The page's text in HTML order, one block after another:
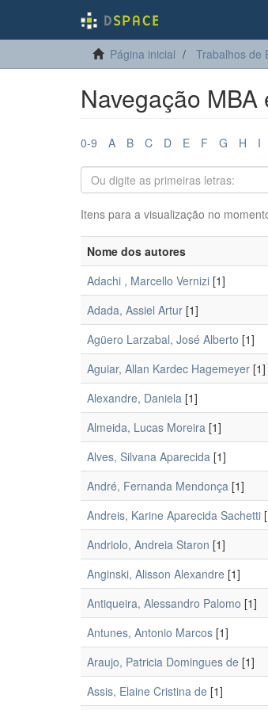
Página inicial Trabalhos de
Navegação
0-9 A B C D E F G H I
Itens para a visualização no
Nome dos autores
Adachi , Marcello Vernizi [1]
Adada, Assiel Artur [1]
Agüero Larzabal, José Alberto [1]
Aguiar, Allan Kardec Hagemeyer [1]
Alexandre, Daniela [1]
Almeida, Lucas Moreira [1]
Alves, Silvana Aparecida [1]
André, Fernanda Mendonça [1]
Andreis, Karine Aparecida Sachetti
Andriolo, Andreia Staron [1]
Anginski, Alisson Alexandre [1]
Antiqueira, Alessandro Palomo [1]
Antunes, Antonio Marcos [1]
Araujo, Patricia Domingues de [1]
Assis, Elaine Cristina de [1]